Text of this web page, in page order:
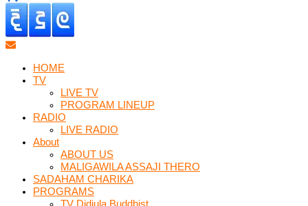
HOME
TV
LIVE TV
PROGRAM LINEUP
RADIO
LIVE RADIO
About
ABOUT US
MALIGAWILA ASSAJI THERO
SADAHAM CHARIKA
PROGRAMS